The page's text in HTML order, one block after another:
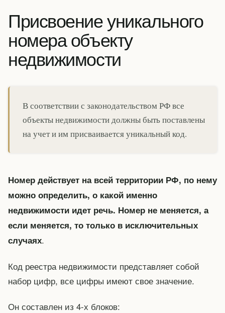
Присвоение уникального
номера объекту
недвижимости
В соответствии с законодательством РФ все
объекты недвижимости должны быть поставлены
на учет и им присваивается уникальный код.
Номер действует на всей территории РФ, по нему
можно определить, о какой именно
недвижимости идет речь. Номер не меняется, а
если меняется, то только в исключительных
случаях.
Код реестра недвижимости представляет собой
набор цифр, все цифры имеют свое значение.
Он составлен из 4-х блоков: